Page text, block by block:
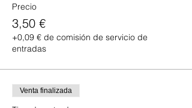
Precio
3,50 €
+0,09 € de comisión de servicio de
entradas
Venta finalizada